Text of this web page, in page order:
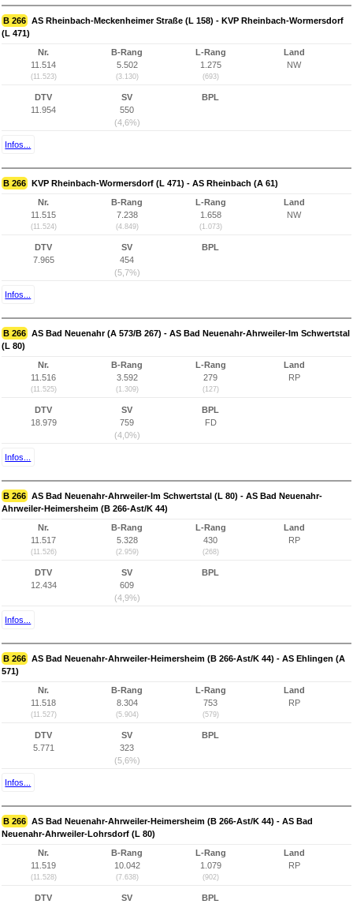
B 266 AS Rheinbach-Meckenheimer Straße (L 158) - KVP Rheinbach-Wormersdorf
(L 471)
Nr.
11.514
(11.523)
B-Rang
5.502
(3.130)
L-Rang
1.275
(693)
Land
NW
DTV
11.954
SV
550
(4,6%)
BPL
Infos...
B 266 KVP Rheinbach-Wormersdorf (L 471) - AS Rheinbach (A 61)
Nr.
11.515
(11.524)
B-Rang
7.238
(4.849)
L-Rang
1.658
(1.073)
Land
NW
DTV
7.965
SV
454
(5,7%)
BPL
Infos...
B 266 AS Bad Neuenahr (A 573/B 267) - AS Bad Neuenahr-Ahrweiler-Im Schwertstal
(L 80)
Nr.
11.516
(11.525)
B-Rang
3.592
(1.309)
L-Rang
279
(127)
Land
RP
DTV
18.979
SV
759
(4,0%)
BPL
FD
Infos...
B 266 AS Bad Neuenahr-Ahrweiler-Im Schwertstal (L 80) - AS Bad Neuenahr-
Ahrweiler-Heimersheim (B 266-Ast/K 44)
Nr.
11.517
(11.526)
B-Rang
5.328
(2.959)
L-Rang
430
(268)
Land
RP
DTV
12.434
SV
609
(4,9%)
BPL
Infos...
B 266 AS Bad Neuenahr-Ahrweiler-Heimersheim (B 266-Ast/K 44) - AS Ehlingen (A
571)
Nr.
11.518
(11.527)
B-Rang
8.304
(5.904)
L-Rang
753
(579)
Land
RP
DTV
5.771
SV
323
(5,6%)
BPL
Infos...
B 266 AS Bad Neuenahr-Ahrweiler-Heimersheim (B 266-Ast/K 44) - AS Bad
Neuenahr-Ahrweiler-Lohrsdorf (L 80)
Nr.
11.519
(11.528)
B-Rang
10.042
(7.638)
L-Rang
1.079
(902)
Land
RP
DTV
SV
BPL